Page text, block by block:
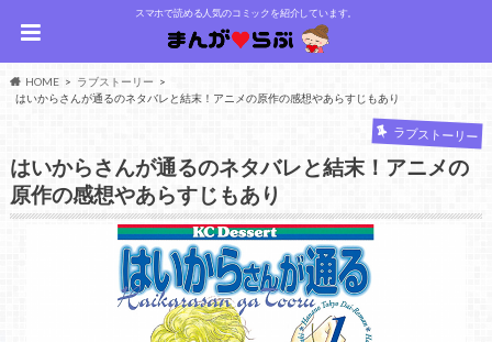
スマホで読める人気のコミックを紹介しています。
HOME
ラブストーリー
はいからさんが通るのネタバレと結末！アニメの原作の感想やあらすじもあり
ラブストーリー
はいからさんが通るのネタバレと結末！アニメの
原作の感想やあらすじもあり